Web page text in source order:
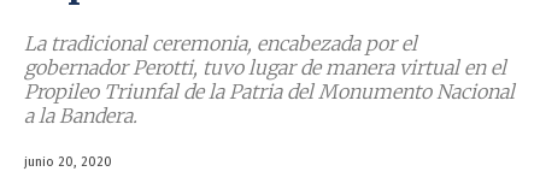
La tradicional ceremonia, encabezada por el
gobernador Perotti, tuvo lugar de manera virtual en el
Propileo Triunfal de la Patria del Monumento Nacional
a la Bandera.
junio 20, 2020